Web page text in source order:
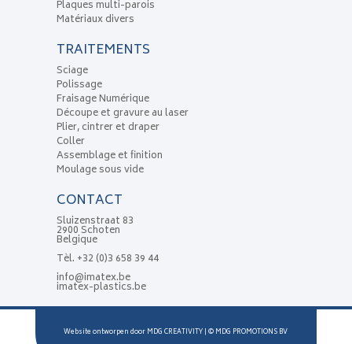
Plaques multi-parois
Matériaux divers
TRAITEMENTS
Sciage
Polissage
Fraisage Numérique
Découpe et gravure au laser
Plier, cintrer et draper
Coller
Assemblage et finition
Moulage sous vide
CONTACT
Sluizenstraat 83
2900 Schoten
Belgique
Tèl. +32 (0)3 658 39 44
info@imatex.be
imatex-plastics.be
Website ontworpen door MDG CREATIVITY | © MDG PROMOTIONS BV